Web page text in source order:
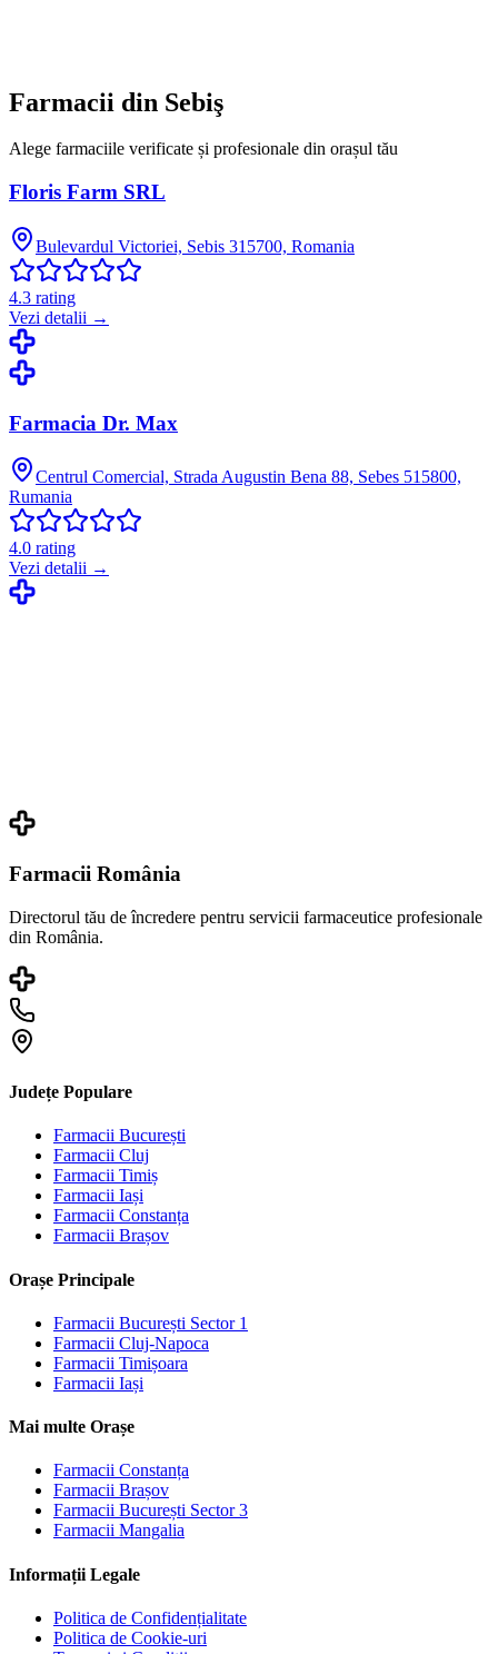
Farmacii din Sebiş
Alege farmaciile verificate și profesionale din orașul tău
Floris Farm SRL
Bulevardul Victoriei, Sebis 315700, Romania
4.3 rating
Vezi detalii →
Farmacia Dr. Max
Centrul Comercial, Strada Augustin Bena 88, Sebes 515800,
Rumania
4.0 rating
Vezi detalii →
Farmacii România
Directorul tău de încredere pentru servicii farmaceutice profesionale
din România.
Județe Populare
Farmacii București
Farmacii Cluj
Farmacii Timiș
Farmacii Iași
Farmacii Constanța
Farmacii Brașov
Orașe Principale
Farmacii București Sector 1
Farmacii Cluj-Napoca
Farmacii Timișoara
Farmacii Iași
Mai multe Orașe
Farmacii Constanța
Farmacii Brașov
Farmacii București Sector 3
Farmacii Mangalia
Informații Legale
Politica de Confidențialitate
Politica de Cookie-uri